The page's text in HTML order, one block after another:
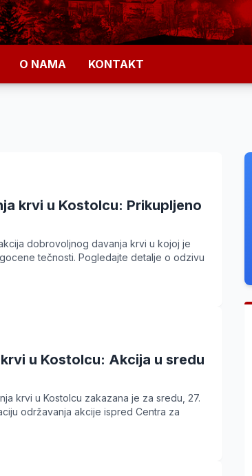
O NAMA KONTAKT
krvi u Kostolcu: Prikupljeno
dobrovoljnog davanja krvi u kojoj je
tečnosti. Pogledajte detalje o odzivu
u Kostolcu: Akcija u sredu
krvi u Kostolcu zakazana je za sredu, 27.
održavanja akcije ispred Centra za